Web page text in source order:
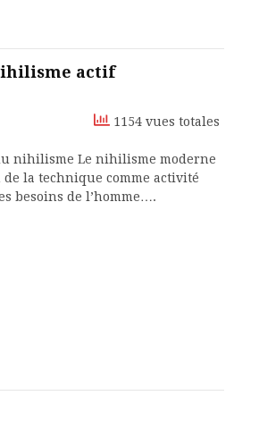
actif
1154 vues totales
nihilisme Le nihilisme moderne
de la technique comme activité
besoins de l’homme….